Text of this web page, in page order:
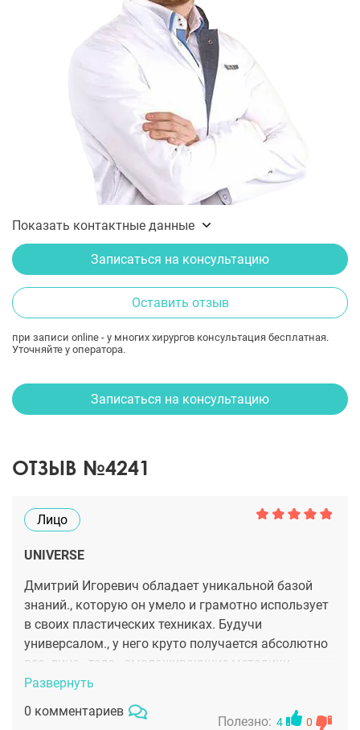
Показать контактные данные
Записаться на консультацию
Оставить отзыв
при записи online - у многих хирургов консультация бесплатная.
Уточняйте у оператора.
Записаться на консультацию
ОТЗЫВ №4241
Лицо
UNIVERSE
Дмитрий Игоревич обладает уникальной базой
знаний., которую он умело и грамотно использует
в своих пластических техниках. Будучи
универсалом., у него круто получается абсолютно
все- лица., тела., омолаживающие методики.,
липосакции и красивейшие сиси. Я убедилась в
этом лично., когда сделала у него сначала
пластику груди., потом омолаживающие
Развернуть
0 комментариев
Полезно: 4 0